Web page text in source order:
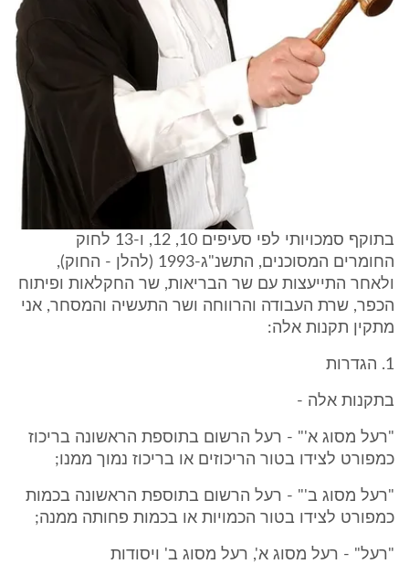
בתוקף סמכויותי לפי סעיפים 10, 12, ו-13 לחוק
החומרים המסוכנים, התשנ"ג-1993 (להלן - החוק),
ולאחר התייעצות עם שר הבריאות, שר החקלאות ופיתוח
הכפר, שרת העבודה והרווחה ושר התעשיה והמסחר, אני
מתקין תקנות אלה:
1. הגדרות
בתקנות אלה -
"רעל מסוג א'" - רעל הרשום בתוספת הראשונה בריכוז
כמפורט לצידו בטור הריכוזים או בריכוז נמוך ממנו;
"רעל מסוג ב'" - רעל הרשום בתוספת הראשונה בכמות
כמפורט לצידו בטור הכמויות או בכמות פחותה ממנה;
"רעל" - רעל מסוג א', רעל מסוג ב' ויסודות